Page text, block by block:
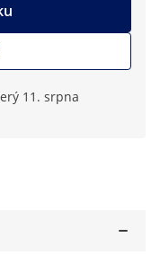
11. srpna